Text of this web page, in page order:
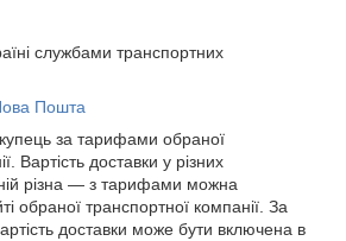
службами транспортних
Пошта
за тарифами обраної
Вартість доставки у різних
різна ― з тарифами можна
обраної транспортної компанії. За
доставки може бути включена в